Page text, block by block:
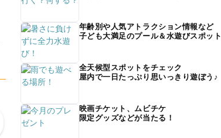
年齢別や人気アトラクション情報など
子ども大満足のプール＆水遊びスポット
全天候型スポットをチェック
屋内で一日たっぷり思いっきり遊ぼう♪
映画チケット、ムビチケ
限定グッズなどが当たる！